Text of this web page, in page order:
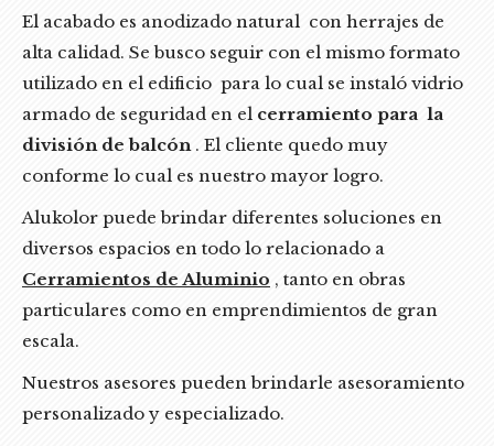
El acabado es anodizado natural con herrajes de
alta calidad. Se busco seguir con el mismo formato
utilizado en el edificio para lo cual se instaló vidrio
armado de seguridad en el cerramiento para la
división de balcón. El cliente quedo muy
conforme lo cual es nuestro mayor logro.
Alukolor puede brindar diferentes soluciones en
diversos espacios en todo lo relacionado a
Cerramientos de Aluminio , tanto en obras
particulares como en emprendimientos de gran
escala.
Nuestros asesores pueden brindarle asesoramiento
personalizado y especializado.